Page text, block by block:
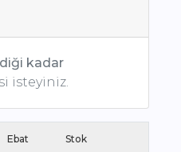
kadar
isteyiniz.
Ebat Stok